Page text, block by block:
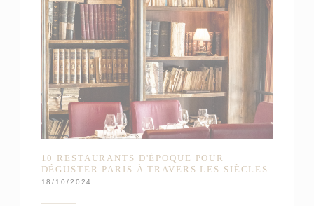
10 RESTAURANTS D'ÉPOQUE POUR
DÉGUSTER PARIS À TRAVERS LES SIÈCLES.
18/10/2024